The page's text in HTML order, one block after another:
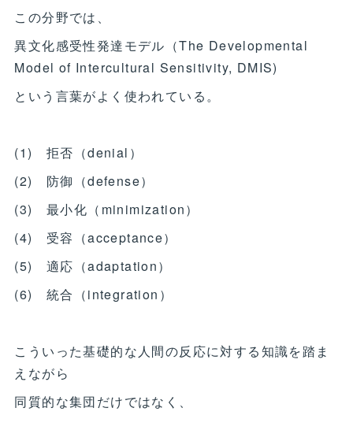
この分野では、
異文化感受性発達モデル（The Developmental
Model of Intercultural Sensitivity, DMIS)
という言葉がよく使われている。
(1) 拒否（denial）
(2) 防御（defense）
(3) 最小化（minimization）
(4) 受容（acceptance）
(5) 適応（adaptation）
(6) 統合（integration）
こういった基礎的な人間の反応に対する知識を踏ま
えながら
同質的な集団だけではなく、